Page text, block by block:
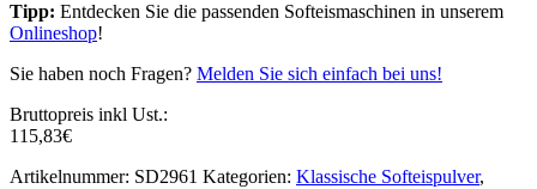
Tipp: Entdecken Sie die passenden Softeismaschinen in unserem
Onlineshop!
Sie haben noch Fragen? Melden Sie sich einfach bei uns!
Bruttopreis inkl Ust.:
115,83€
Artikelnummer: SD2961 Kategorien: Klassische Softeispulver,